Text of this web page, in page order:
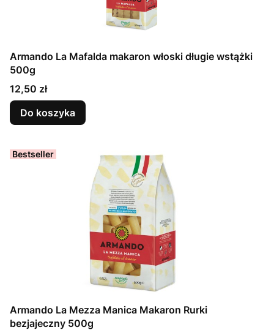
Armando La Mafalda makaron włoski długie wstążki
500g
Cena
12,50 zł
Do koszyka
Bestseller
Armando La Mezza Manica Makaron Rurki
bezjajeczny 500g